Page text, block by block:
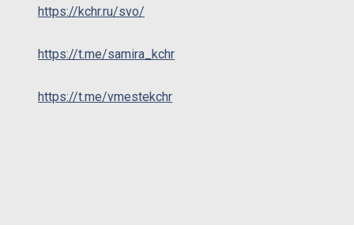
https://kchr.ru/svo/
https://t.me/samira_kchr
https://t.me/vmestekchr